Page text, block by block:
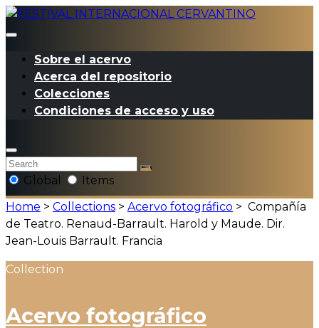
Sobre el acervo
Acerca del repositorio
Colecciones
Condiciones de acceso y uso
Global
Items
Home > Collections > Acervo fotográfico > Compañía
de Teatro. Renaud-Barrault. Harold y Maude. Dir.
Jean-Louis Barrault. Francia
Collection
Acervo fotográfico